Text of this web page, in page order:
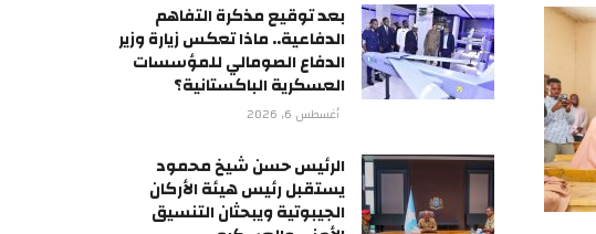
بعد توقيع مذكرة التفاهم
الدفاعية.. ماذا تعكس زيارة وزير
الدفاع الصومالي للمؤسسات
العسكرية الباكستانية؟
أغسطس 6, 2026
الرئيس حسن شيخ محمود
يستقبل رئيس هيئة الأركان
الجيبوتية ويبحثان التنسيق